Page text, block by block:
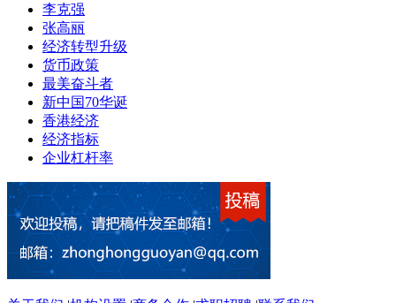
李克强
张高丽
经济转型升级
货币政策
最美奋斗者
新中国70华诞
香港经济
经济指标
企业杠杆率